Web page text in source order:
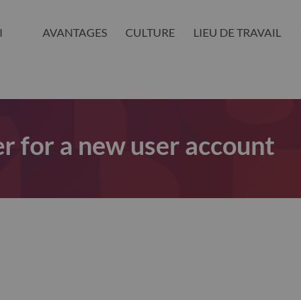
AVANTAGES CULTURE LIEU DE TRAVAIL
for a new user account